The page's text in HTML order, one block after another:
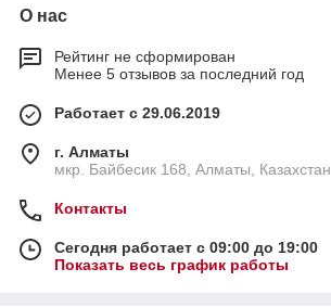
О нас
Рейтинг не сформирован
Менее 5 отзывов за последний год
Работает с 29.06.2019
г. Алматы
мкр. Байбесик 168, Алматы, Казахстан
Контакты
Сегодня работает с 09:00 до 19:00
Показать весь график работы